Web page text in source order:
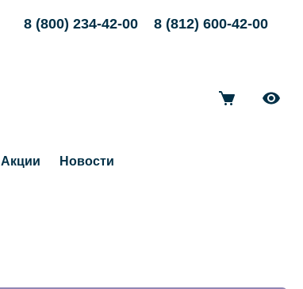
8 (800) 234-42-00 8 (812) 600-42-00
Акции Новости